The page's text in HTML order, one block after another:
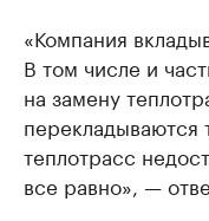
«Компания
В том числе и
на замену
теплотрасс
все равно», —